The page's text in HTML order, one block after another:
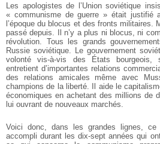
Les apologistes de l’Union soviétique
« communisme de guerre » était justifié
l’époque du blocus et des fronts militaires.
passé depuis. Il n’y a plus ni blocus, ni
révolution. Tous les grands
Russie soviétique. Le gouvernement
volonté vis-à-vis des États bourgeois,
entretient d’importantes relations
des relations amicales même avec
champions de la liberté. Il aide le
économiques en achetant des millions de
lui ouvrant de nouveaux marchés.
Voici donc, dans les grandes lignes,
accompli durant les dix-sept années qui